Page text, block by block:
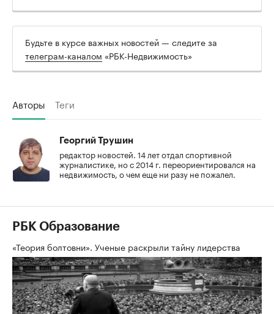
Будьте в курсе важных новостей — следите за
телеграм-каналом «РБК-Недвижимость»
Авторы Теги
Георгий Трушин
редактор новостей. 14 лет отдал спортивной
журналистике, но с 2014 г. переориентировался на
недвижимость, о чем еще ни разу не пожалел.
РБК Образование
«Теория болтовни». Ученые раскрыли тайну лидерства